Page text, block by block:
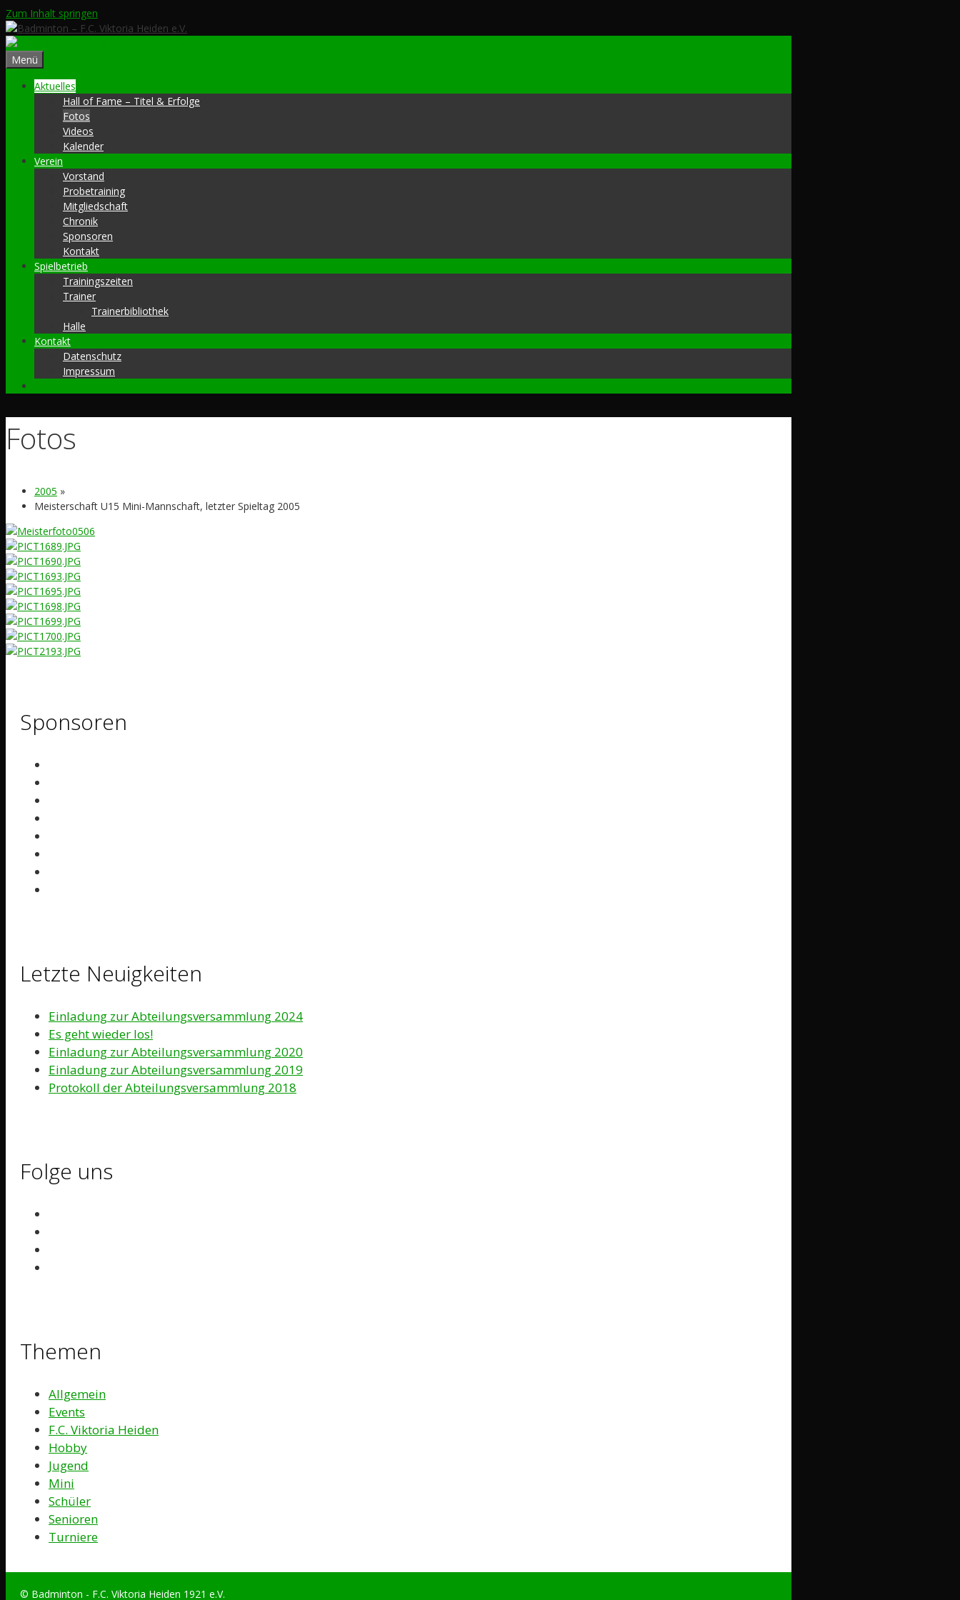
Zum Inhalt springen
Menü
Aktuelles
Hall of Fame – Titel & Erfolge
Fotos
Videos
Kalender
Verein
Vorstand
Probetraining
Mitgliedschaft
Chronik
Sponsoren
Kontakt
Spielbetrieb
Trainingszeiten
Trainer
Trainerbibliothek
Halle
Kontakt
Datenschutz
Impressum
Fotos
2005 »
Meisterschaft U15 Mini-Mannschaft, letzter Spieltag 2005
Sponsoren
Letzte Neuigkeiten
Einladung zur Abteilungsversammlung 2024
Es geht wieder los!
Einladung zur Abteilungsversammlung 2020
Einladung zur Abteilungsversammlung 2019
Protokoll der Abteilungsversammlung 2018
Folge uns
Themen
Allgemein
Events
F.C. Viktoria Heiden
Hobby
Jugend
Mini
Schüler
Senioren
Turniere
© Badminton - F.C. Viktoria Heiden 1921 e.V.